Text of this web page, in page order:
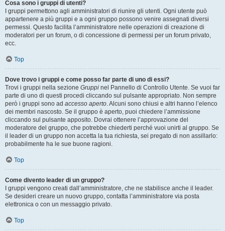
Cosa sono i gruppi di utenti?
I gruppi permettono agli amministratori di riunire gli utenti. Ogni utente può
appartenere a più gruppi e a ogni gruppo possono venire assegnati diversi
permessi. Questo facilita l’amministratore nelle operazioni di creazione di
moderatori per un forum, o di concessione di permessi per un forum privato,
ecc.
Top
Dove trovo i gruppi e come posso far parte di uno di essi?
Trovi i gruppi nella sezione Gruppi nel Pannello di Controllo Utente. Se vuoi far
parte di uno di questi procedi cliccando sul pulsante appropriato. Non sempre
però i gruppi sono ad accesso aperto. Alcuni sono chiusi e altri hanno l’elenco
dei membri nascosto. Se il gruppo è aperto, puoi chiedere l’ammissione
cliccando sul pulsante apposito. Dovrai ottenere l’approvazione del
moderatore del gruppo, che potrebbe chiederti perché vuoi unirti al gruppo. Se
il leader di un gruppo non accetta la tua richiesta, sei pregato di non assillarlo:
probabilmente ha le sue buone ragioni.
Top
Come divento leader di un gruppo?
I gruppi vengono creati dall’amministratore, che ne stabilisce anche il leader.
Se desideri creare un nuovo gruppo, contatta l’amministratore via posta
elettronica o con un messaggio privato.
Top